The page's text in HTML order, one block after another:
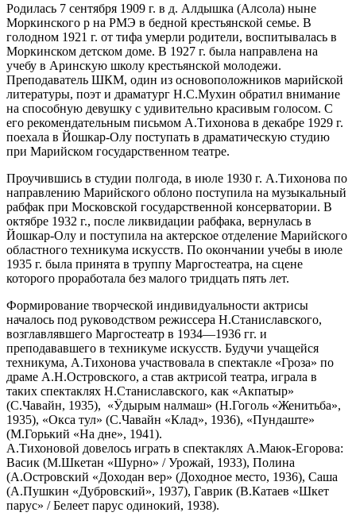
Родилась 7 сентября 1909 г. в д. Алдышка (Алсола) ныне
Моркинского р на РМЭ в бедной крестьянской семье. В
голодном 1921 г. от тифа умерли родители, воспитывалась в
Моркинском детском доме. В 1927 г. была направлена на
учебу в Аринскую школу крестьянской молодежи.
Преподаватель ШКМ, один из основоположников марийской
литературы, поэт и драматург Н.С.Мухин обратил внимание
на способную девушку с удивительно красивым голосом. С
его рекомендательным письмом А.Тихонова в декабре 1929 г.
поехала в Йошкар-Олу поступать в драматическую студию
при Марийском государственном театре.
Проучившись в студии полгода, в июле 1930 г. А.Тихонова по
направлению Марийского облоно поступила на музыкальный
рабфак при Московской государственной консерватории. В
октябре 1932 г., после ликвидации рабфака, вернулась в
Йошкар-Олу и поступила на актерское отделение Марийского
областного техникума искусств. По окончании учебы в июле
1935 г. была принята в труппу Маргостеатра, на сцене
которого проработала без малого тридцать пять лет.
Формирование творческой индивидуальности актрисы
началось под руководством режиссера Н.Станиславского,
возглавлявшего Маргостеатр в 1934—1936 гг. и
преподававшего в техникуме искусств. Будучи учащейся
техникума, А.Тихонова участвовала в спектакле «Гроза» по
драме А.Н.Островского, а став актрисой театра, играла в
таких спектаклях Н.Станиславского, как «Акпатыр»
(С.Чавайн, 1935), «Ӱдырым налмаш» (Н.Гоголь «Женитьба»,
1935), «Окса тул» (С.Чавайн «Клад», 1936), «Пундаште»
(М.Горький «На дне», 1941).
А.Тихоновой довелось играть в спектаклях А.Маюк-Егорова:
Васик (М.Шкетан «Шурно» / Урожай, 1933), Полина
(А.Островский «Доходан вер» (Доходное место, 1936), Саша
(А.Пушкин «Дубровский», 1937), Гаврик (В.Катаев «Шкет
парус» / Белеет парус одинокий, 1938).